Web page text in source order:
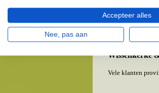
Geersdijk
Kamperland
Kats
Kortgene
Wissenkerke
Vele klanten
Accepteer alles
Nee, pas aan